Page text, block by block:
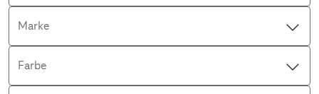
Marke
Farbe